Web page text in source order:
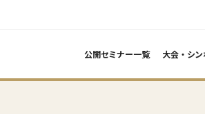
公開セミナー一覧
大会・シ